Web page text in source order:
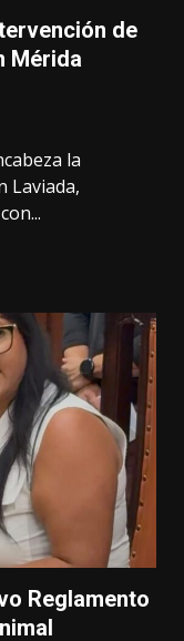
de
Mérida
la
Laviada,
Reglamento